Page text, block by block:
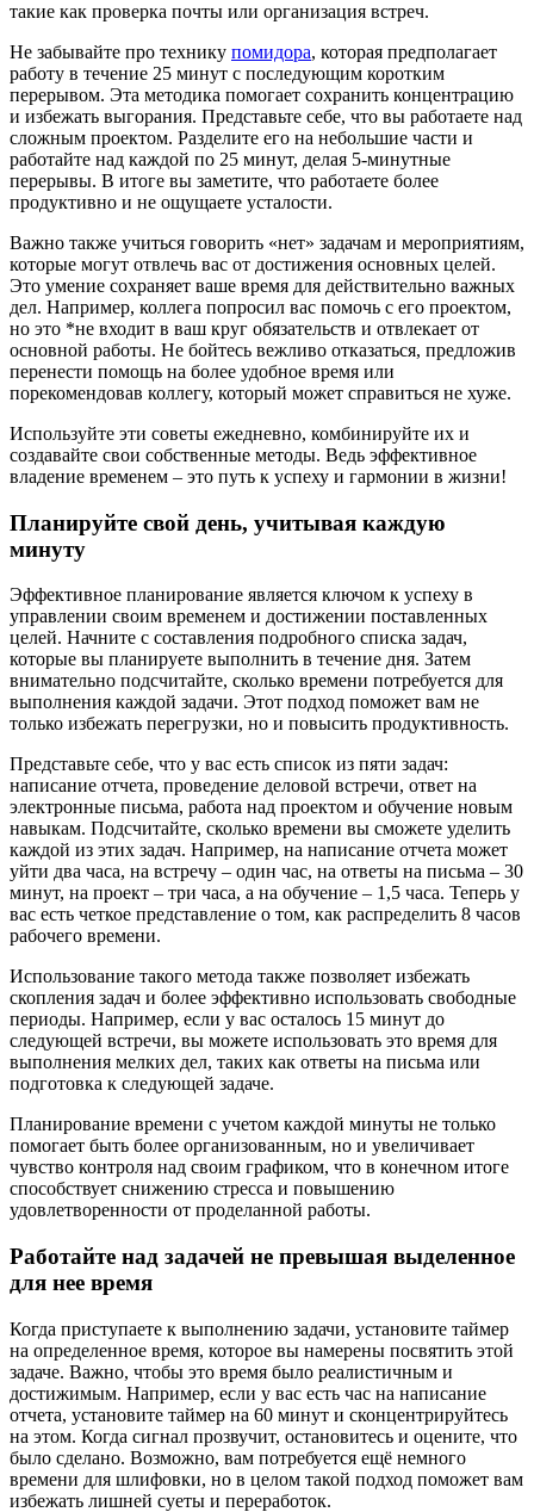
такие как проверка почты или организация встреч.
Не забывайте про технику помидора, которая предполагает
работу в течение 25 минут с последующим коротким
перерывом. Эта методика помогает сохранить концентрацию
и избежать выгорания. Представьте себе, что вы работаете над
сложным проектом. Разделите его на небольшие части и
работайте над каждой по 25 минут, делая 5-минутные
перерывы. В итоге вы заметите, что работаете более
продуктивно и не ощущаете усталости.
Важно также учиться говорить «нет» задачам и мероприятиям,
которые могут отвлечь вас от достижения основных целей.
Это умение сохраняет ваше время для действительно важных
дел. Например, коллега попросил вас помочь с его проектом,
но это *не входит в ваш круг обязательств и отвлекает от
основной работы. Не бойтесь вежливо отказаться, предложив
перенести помощь на более удобное время или
порекомендовав коллегу, который может справиться не хуже.
Используйте эти советы ежедневно, комбинируйте их и
создавайте свои собственные методы. Ведь эффективное
владение временем – это путь к успеху и гармонии в жизни!
Планируйте свой день, учитывая каждую
минуту
Эффективное планирование является ключом к успеху в
управлении своим временем и достижении поставленных
целей. Начните с составления подробного списка задач,
которые вы планируете выполнить в течение дня. Затем
внимательно подсчитайте, сколько времени потребуется для
выполнения каждой задачи. Этот подход поможет вам не
только избежать перегрузки, но и повысить продуктивность.
Представьте себе, что у вас есть список из пяти задач:
написание отчета, проведение деловой встречи, ответ на
электронные письма, работа над проектом и обучение новым
навыкам. Подсчитайте, сколько времени вы сможете уделить
каждой из этих задач. Например, на написание отчета может
уйти два часа, на встречу – один час, на ответы на письма – 30
минут, на проект – три часа, а на обучение – 1,5 часа. Теперь у
вас есть четкое представление о том, как распределить 8 часов
рабочего времени.
Использование такого метода также позволяет избежать
скопления задач и более эффективно использовать свободные
периоды. Например, если у вас осталось 15 минут до
следующей встречи, вы можете использовать это время для
выполнения мелких дел, таких как ответы на письма или
подготовка к следующей задаче.
Планирование времени с учетом каждой минуты не только
помогает быть более организованным, но и увеличивает
чувство контроля над своим графиком, что в конечном итоге
способствует снижению стресса и повышению
удовлетворенности от проделанной работы.
Работайте над задачей не превышая выделенное
для нее время
Когда приступаете к выполнению задачи, установите таймер
на определенное время, которое вы намерены посвятить этой
задаче. Важно, чтобы это время было реалистичным и
достижимым. Например, если у вас есть час на написание
отчета, установите таймер на 60 минут и сконцентрируйтесь
на этом. Когда сигнал прозвучит, остановитесь и оцените, что
было сделано. Возможно, вам потребуется ещё немного
времени для шлифовки, но в целом такой подход поможет вам
избежать лишней суеты и переработок.